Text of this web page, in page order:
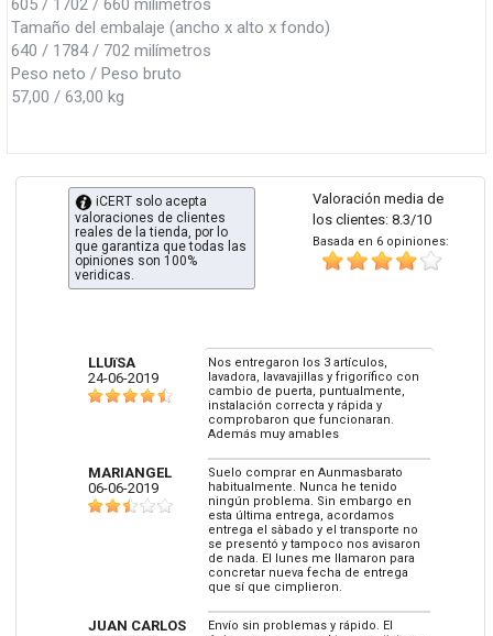
605 / 1702 / 660 milímetros
Tamaño del embalaje (ancho x alto x fondo)
640 / 1784 / 702 milímetros
Peso neto / Peso bruto
57,00 / 63,00 kg
Valoración media de
los clientes: 8.3/10
Basada en 6 opiniones:
iCERT solo acepta
valoraciones de clientes
reales de la tienda, por lo
que garantiza que todas las
opiniones son 100%
veridicas.
LLUïSA
24-06-2019
Nos entregaron los 3 artículos,
lavadora, lavavajillas y frigorífico con
cambio de puerta, puntualmente,
instalación correcta y rápida y
comprobaron que funcionaran.
Además muy amables
MARIANGEL
06-06-2019
Suelo comprar en Aunmasbarato
habitualmente. Nunca he tenido
ningún problema. Sin embargo en
esta última entrega, acordamos
entrega el sàbado y el transporte no
se presentó y tampoco nos avisaron
de nada. El lunes me llamaron para
concretar nueva fecha de entrega
que sí que cimplieron.
JUAN CARLOS
Envío sin problemas y rápido. El